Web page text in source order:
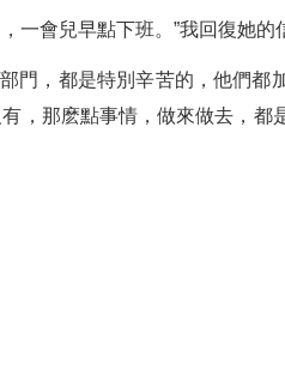
一會兒早點下班。”我回復她的
門，都是特別辛苦的，他們都
，那麽點事情，做來做去，都